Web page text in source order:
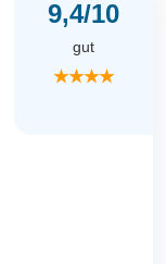
9,4/10
gut
★★★★